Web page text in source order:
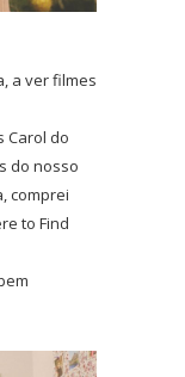
a ver filmes
Carol do
do nosso
comprei
to Find